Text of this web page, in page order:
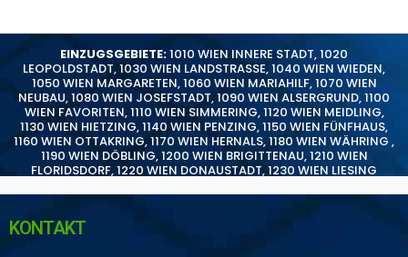
EINZUGSGEBIETE:1010 WIEN INNERE STADT,1020
LEOPOLDSTADT,1030 WIEN LANDSTRASSE,1040 WIEN WIEDEN,
1050 WIEN MARGARETEN,1060 WIEN MARIAHILF,1070 WIEN
NEUBAU,1080 WIEN JOSEFSTADT,1090 WIEN ALSERGRUND,1100
WIEN FAVORITEN,1110 WIEN SIMMERING,1120 WIEN MEIDLING,
1130 WIEN HIETZING,1140 WIEN PENZING,1150 WIEN FÜNFHAUS,
1160 WIEN OTTAKRING,1170 WIEN HERNALS,1180 WIEN WÄHRING ,
1190 WIEN DÖBLING,1200 WIEN BRIGITTENAU,1210 WIEN
FLORIDSDORF,1220 WIEN DONAUSTADT,1230 WIEN LIESING
KONTAKT